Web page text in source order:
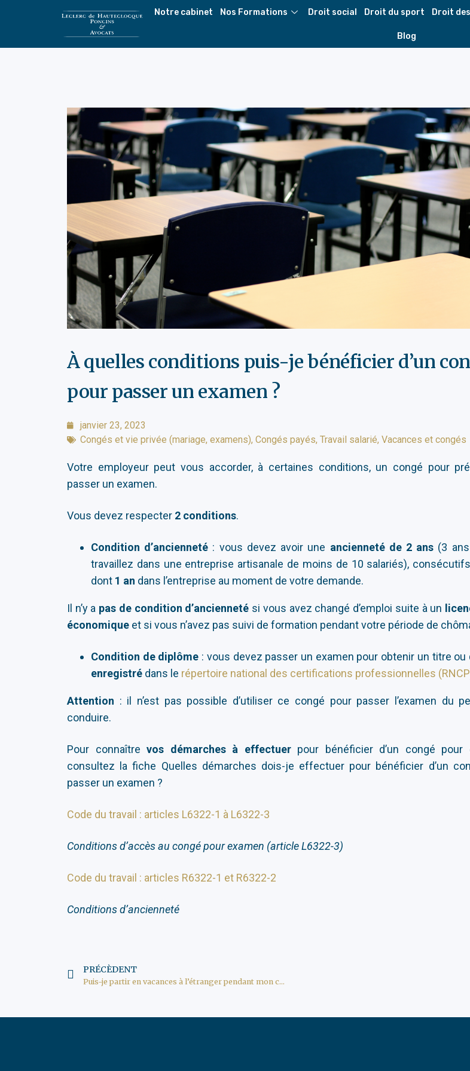
Notre cabinet Nos Formations Droit social Droit du sport Droit
Blog
À quelles conditions puis-je bénéficier d’un
pour passer un examen ?
janvier 23, 2023
Congés et vie privée (mariage, examens), Congés payés, Travail salarié, Vacances et congés
Votre employeur peut vous accorder, à certaines conditions, un congé pour
passer un examen.
Vous devez respecter 2 conditions.
Condition d’ancienneté : vous devez avoir une ancienneté de 2 ans (3
travaillez dans une entreprise artisanale de moins de 10 salariés),
dont 1 an dans l’entreprise au moment de votre demande.
Il n’y a pas de condition d’ancienneté si vous avez changé d’emploi suite à un
économique et si vous n’avez pas suivi de formation pendant votre période de
Condition de diplôme : vous devez passer un examen pour obtenir un titre ou
enregistré dans le répertoire national des certifications professionnelles
Attention : il n’est pas possible d’utiliser ce congé pour passer l’examen du
conduire.
Pour connaîtrevos démarches à effectuerpour bénéficier d’un congé pour
consultez la fiche Quelles démarches dois-je effectuer pour bénéficier d’un
passer un examen ?
Code du travail : articles L6322-1 à L6322-3
Conditions d’accès au congé pour examen (article L6322-3)
Code du travail : articles R6322-1 et R6322-2
Conditions d’ancienneté
PRÉCÈDENT
Puis-je partir en vacances à l’étranger pendant mon chômage ?